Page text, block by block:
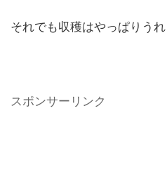
それでも収穫はやっぱりうれ
スポンサーリンク